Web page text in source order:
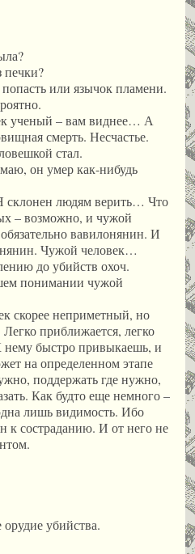
или язычок пламени.
– вам виднее… А
смерть. Несчастье.
стал.
он умер как-нибудь
людям верить… Что
– возможно, и чужой
вавилонянин. И
Чужой человек…
до убийств охоч.
понимании чужой
неприметный, но
приближается, легко
нему быстро привыкаешь, и
на определенном этапе
поддержать где нужно,
Как будто еще немного –
лишь видимость. Ибо
к состраданию. И от него не
убийства.